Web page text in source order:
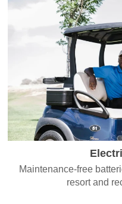
Maintenance-free
resort and